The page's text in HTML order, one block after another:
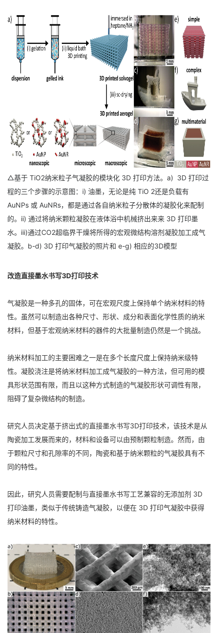
△基于 TiO2纳米粒子气凝胶的模块化 3D 打印方法。a) 3D 打印过
程的三个步骤的示意图：i) 油墨，无论是纯 TiO 2还是负载有
AuNPs 或 AuNRs，都是通过各自纳米粒子分散体的凝胶化来配制
的。ii) 通过将纳米颗粒凝胶在液体浴中机械挤出来来 3D 打印墨
水。iii)通过CO2超临界干燥将所得的宏观微结构溶剂凝胶加工成气
凝胶。b-d) 3D 打印气凝胶的照片和 e-g) 相应的3D模型
改造直接墨水书写3D打印技术
气凝胶是一种多孔的固体，可在宏观尺度上保持单个纳米材料的特
性。虽然可以制造出各种尺寸、形状、成分和表面化学性质的纳米
材料，但基于宏观纳米材料的器件的大批量制造仍然是一个挑战。
纳米材料加工的主要困难之一是在多个长度尺度上保持纳米级特
性。凝胶浇注是将纳米材料加工成气凝胶的一种方法，但可用的模
具形状范围有限，而且以这种方式制造的气凝胶形状可调性有限，
阻碍了复杂微结构的制造。
研究人员决定基于挤出式的直接墨水书写3D打印技术，该技术是从
陶瓷加工发展而来的，材料和设备可以由预制颗粒制造。然而，由
于颗粒尺寸和孔隙率的不同，陶瓷和基于纳米颗粒的气凝胶具有不
同的特性。
因此，研究人员需要配制与直接墨水书写工艺兼容的无添加剂 3D
打印油墨，类似于传统铸造气凝胶，以便在 3D 打印气凝胶中获得
纳米材料的特性。